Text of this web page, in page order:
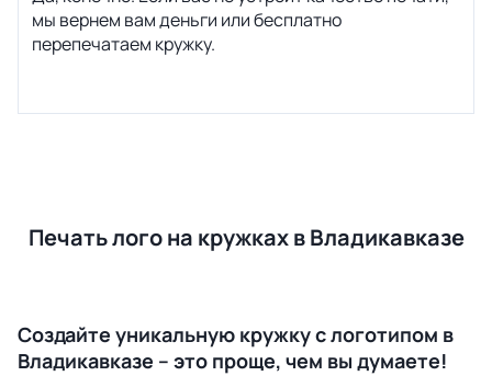
мы вернем вам деньги или бесплатно
перепечатаем кружку.
Печать лого на кружках в Владикавказе
Создайте уникальную кружку с логотипом в
Владикавказе – это проще, чем вы думаете!